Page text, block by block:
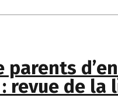
parents
revue de